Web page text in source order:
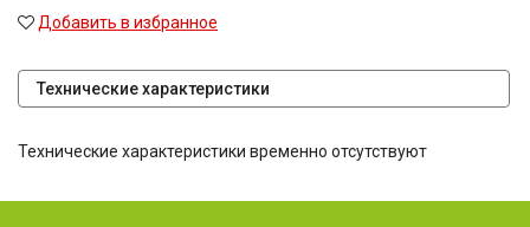
Добавить в избранное
Технические характеристики
Технические характеристики временно отсутствуют